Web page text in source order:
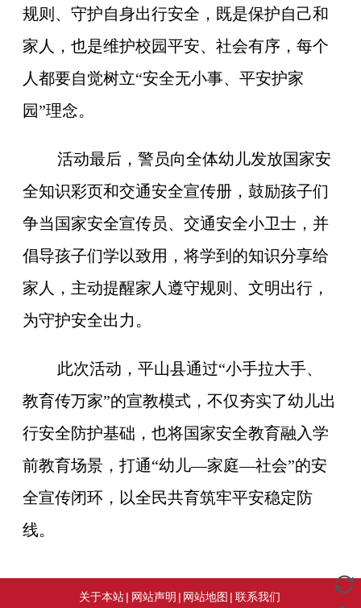
规则、守护自身出行安全，既是保护自己和
家人，也是维护校园平安、社会有序，每个
人都要自觉树立“安全无小事、平安护家
园”理念。
活动最后，警员向全体幼儿发放国家安
全知识彩页和交通安全宣传册，鼓励孩子们
争当国家安全宣传员、交通安全小卫士，并
倡导孩子们学以致用，将学到的知识分享给
家人，主动提醒家人遵守规则、文明出行，
为守护安全出力。
此次活动，平山县通过“小手拉大手、
教育传万家”的宣教模式，不仅夯实了幼儿出
行安全防护基础，也将国家安全教育融入学
前教育场景，打通“幼儿—家庭—社会”的安
全宣传闭环，以全民共育筑牢平安稳定防
线。
关于本站| 网站声明 | 网站地图 | 联系我们